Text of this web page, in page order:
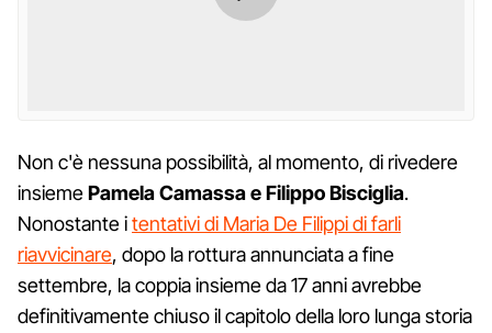
Non c'è nessuna possibilità, al momento, di rivedere
insiemePamela Camassa e Filippo Bisciglia.
Nonostante itentativi di Maria De Filippi di farli
riavvicinare, dopo la rottura annunciata a fine
settembre, la coppia insieme da 17 anni avrebbe
definitivamente chiuso il capitolo della loro lunga storia